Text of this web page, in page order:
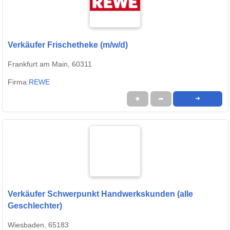
Verkäufer Frischetheke (m/w/d)
Frankfurt am Main, 60311
Firma:REWE
★ ➦ ➜
Verkäufer Schwerpunkt Handwerkskunden (alle
Geschlechter)
Wiesbaden, 65183